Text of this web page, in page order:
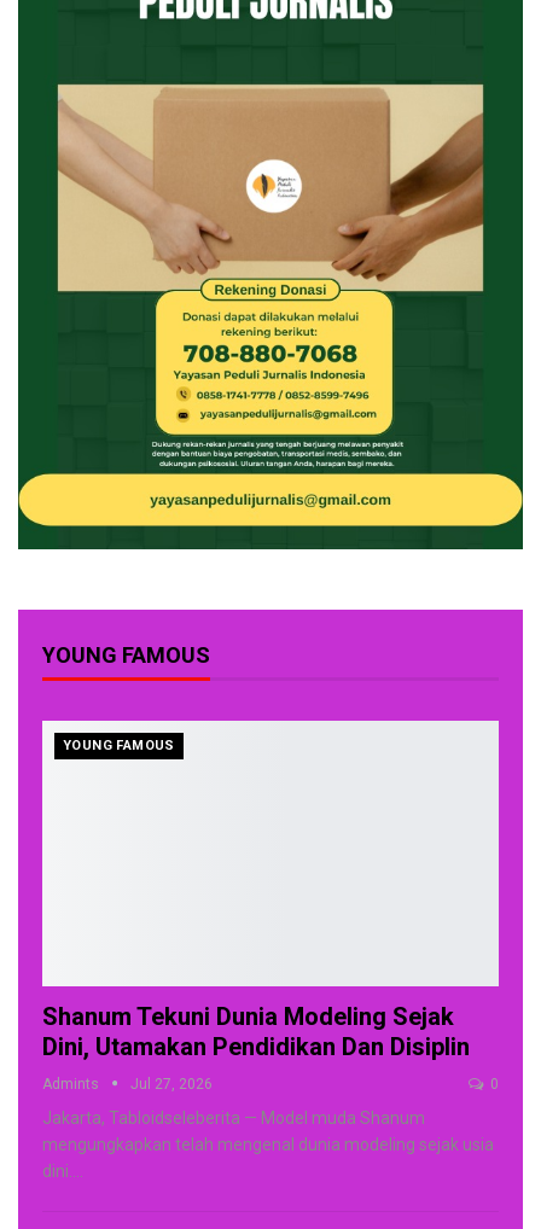
potensi baru yang siap masuk industri musik.
Temanggung kita buat Starkidz purwokerto di 19 Maret 2023,
dan akan menyusul Starkidz Semarang, Starkidz Bitung-
Sulawesi Utara dan Starkidz Wonosobo di bulan Mei 2023.
Konsepnya sama, kita memproduksi anak-anak berkualitas dari
kota-kota tersebut,” kata Rulli Aryanto.
(Dilaporkan oleh Muhammad Fadhli)
YOUNG FAMOUS
YOUNG FAMOUS
Shanum Tekuni Dunia Modeling Sejak
Dini, Utamakan Pendidikan Dan Disiplin
Admints Jul 27, 2026 0
Jakarta, Tabloidseleberita — Model muda Shanum
mengungkapkan telah mengenal dunia modeling sejak usia
dini.